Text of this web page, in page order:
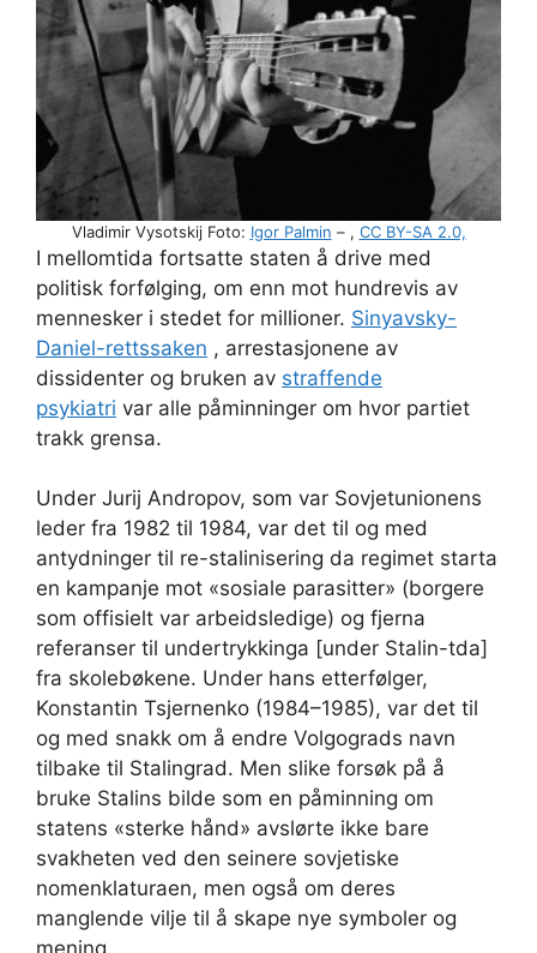
Vladimir Vysotskij Foto: Igor Palmin – , CC BY-SA 2.0,
I mellomtida fortsatte staten å drive med
politisk forfølging, om enn mot hundrevis av
mennesker i stedet for millioner. Sinyavsky-
Daniel-rettssaken , arrestasjonene av
dissidenter og bruken av straffende
psykiatri var alle påminninger om hvor partiet
trakk grensa.
Under Jurij Andropov, som var Sovjetunionens
leder fra 1982 til 1984, var det til og med
antydninger til re-stalinisering da regimet starta
en kampanje mot «sosiale parasitter» (borgere
som offisielt var arbeidsledige) og fjerna
referanser til undertrykkinga [under Stalin-tda]
fra skolebøkene. Under hans etterfølger,
Konstantin Tsjernenko (1984–1985), var det til
og med snakk om å endre Volgograds navn
tilbake til Stalingrad. Men slike forsøk på å
bruke Stalins bilde som en påminning om
statens «sterke hånd» avslørte ikke bare
svakheten ved den seinere sovjetiske
nomenklaturaen, men også om deres
manglende vilje til å skape nye symboler og